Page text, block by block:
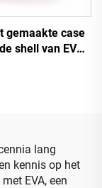
gemaakte case
shell van EVA,
lang
kennis op het
EVA, een